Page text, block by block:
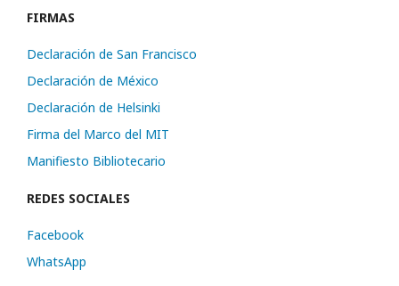
FIRMAS
Declaración de San Francisco
Declaración de México
Declaración de Helsinki
Firma del Marco del MIT
Manifiesto Bibliotecario
REDES SOCIALES
Facebook
WhatsApp